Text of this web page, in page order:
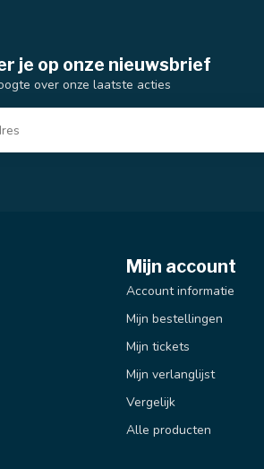
je op onze nieuwsbrief
over onze laatste acties
Mijn account
Account informatie
Mijn bestellingen
Mijn tickets
Mijn verlanglijst
Vergelijk
Alle producten